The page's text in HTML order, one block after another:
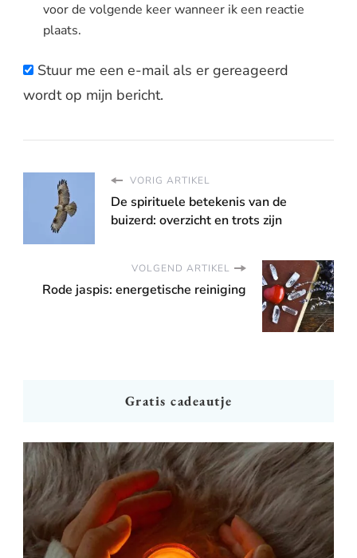
voor de volgende keer wanneer ik een reactie
plaats.
Stuur me een e-mail als er gereageerd
wordt op mijn bericht.
VORIG ARTIKEL
De spirituele betekenis van de
buizerd: overzicht en trots zijn
VOLGEND ARTIKEL
Rode jaspis: energetische reiniging
Gratis cadeautje